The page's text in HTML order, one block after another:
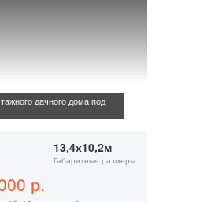
дачного дома под
13,4х10,2м
Габаритные размеры
р.